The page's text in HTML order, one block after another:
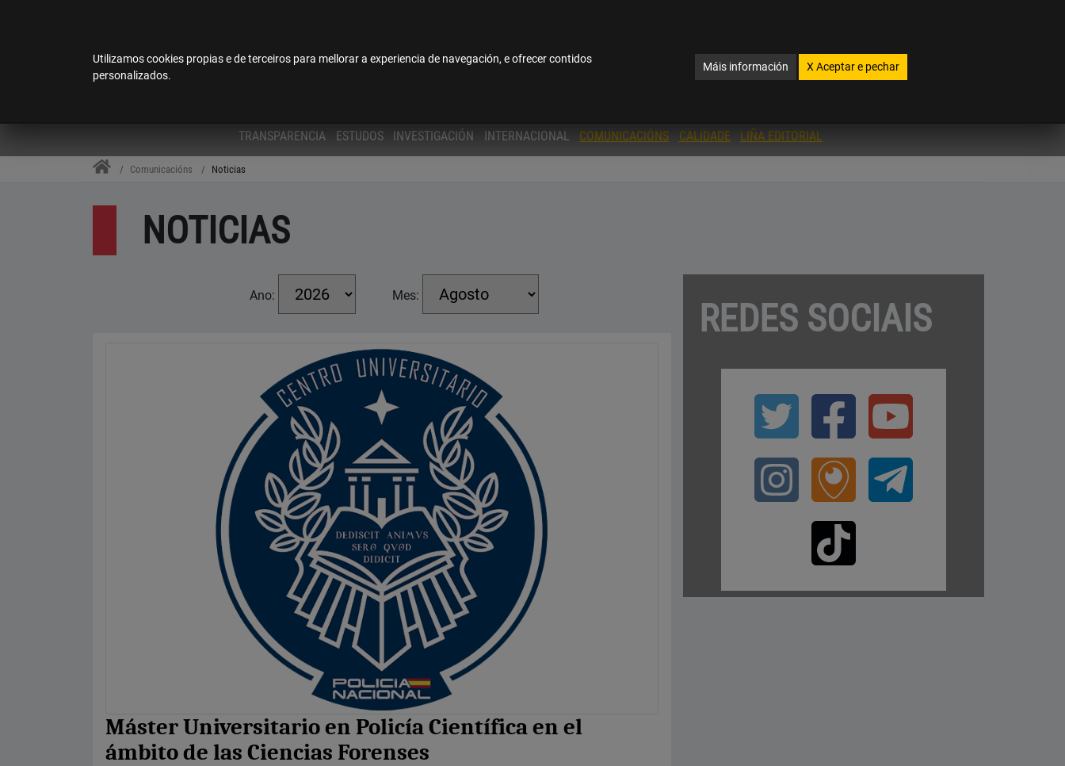
Utilizamos cookies propias e de terceiros para mellorar a experiencia de navegación, e ofrecer contidos
personalizados.
Máis información X Aceptar e pechar
INSTALACIÓNS
TRANSPARENCIA ESTUDOS INVESTIGACIÓN INTERNACIONAL COMUNICACIÓNS CALIDADE LIÑA EDITORIAL
Comunicacións Noticias
NOTICIAS
Ano: Mes:
Máster Universitario en Policía Científica en el
ámbito de las Ciencias Forenses
REDES SOCIAIS